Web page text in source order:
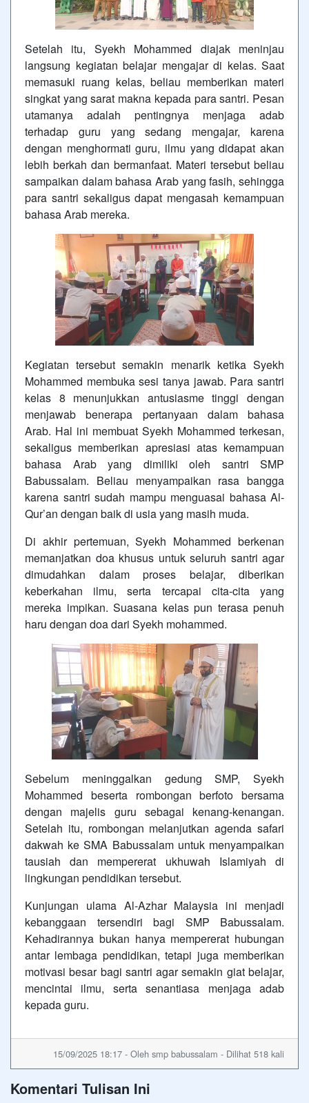
Setelah itu, Syekh Mohammed diajak meninjau
langsung kegiatan belajar mengajar di kelas. Saat
memasuki ruang kelas, beliau memberikan materi
singkat yang sarat makna kepada para santri. Pesan
utamanya adalah pentingnya menjaga adab
terhadap guru yang sedang mengajar, karena
dengan menghormati guru, ilmu yang didapat akan
lebih berkah dan bermanfaat. Materi tersebut beliau
sampaikan dalam bahasa Arab yang fasih, sehingga
para santri sekaligus dapat mengasah kemampuan
bahasa Arab mereka.
Kegiatan tersebut semakin menarik ketika Syekh
Mohammed membuka sesi tanya jawab. Para santri
kelas 8 menunjukkan antusiasme tinggi dengan
menjawab benerapa pertanyaan dalam bahasa
Arab. Hal ini membuat Syekh Mohammed terkesan,
sekaligus memberikan apresiasi atas kemampuan
bahasa Arab yang dimiliki oleh santri SMP
Babussalam. Beliau menyampaikan rasa bangga
karena santri sudah mampu menguasai bahasa Al-
Qur’an dengan baik di usia yang masih muda.
Di akhir pertemuan, Syekh Mohammed berkenan
memanjatkan doa khusus untuk seluruh santri agar
dimudahkan dalam proses belajar, diberikan
keberkahan ilmu, serta tercapai cita-cita yang
mereka impikan. Suasana kelas pun terasa penuh
haru dengan doa dari Syekh mohammed.
Sebelum meninggalkan gedung SMP, Syekh
Mohammed beserta rombongan berfoto bersama
dengan majelis guru sebagai kenang-kenangan.
Setelah itu, rombongan melanjutkan agenda safari
dakwah ke SMA Babussalam untuk menyampaikan
tausiah dan mempererat ukhuwah Islamiyah di
lingkungan pendidikan tersebut.
Kunjungan ulama Al-Azhar Malaysia ini menjadi
kebanggaan tersendiri bagi SMP Babussalam.
Kehadirannya bukan hanya mempererat hubungan
antar lembaga pendidikan, tetapi juga memberikan
motivasi besar bagi santri agar semakin giat belajar,
mencintai ilmu, serta senantiasa menjaga adab
kepada guru.
15/09/2025 18:17 - Oleh smp babussalam - Dilihat 518 kali
Komentari Tulisan Ini